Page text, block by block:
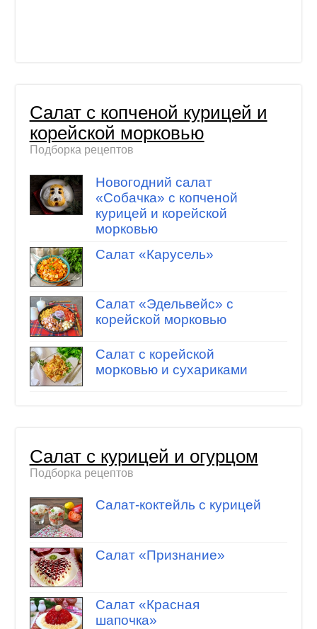
Салат с копченой курицей и
корейской морковью
Подборка рецептов
Новогодний салат
«Собачка» с копченой
курицей и корейской
морковью
Салат «Карусель»
Салат «Эдельвейс» с
корейской морковью
Салат с корейской
морковью и сухариками
Салат с курицей и огурцом
Подборка рецептов
Салат-коктейль с курицей
Салат «Признание»
Салат «Красная
шапочка»